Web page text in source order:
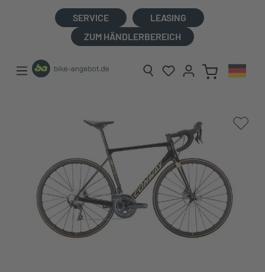
SERVICE
LEASING
ZUM HÄNDLERBEREICH
Bildergalerie überspringen